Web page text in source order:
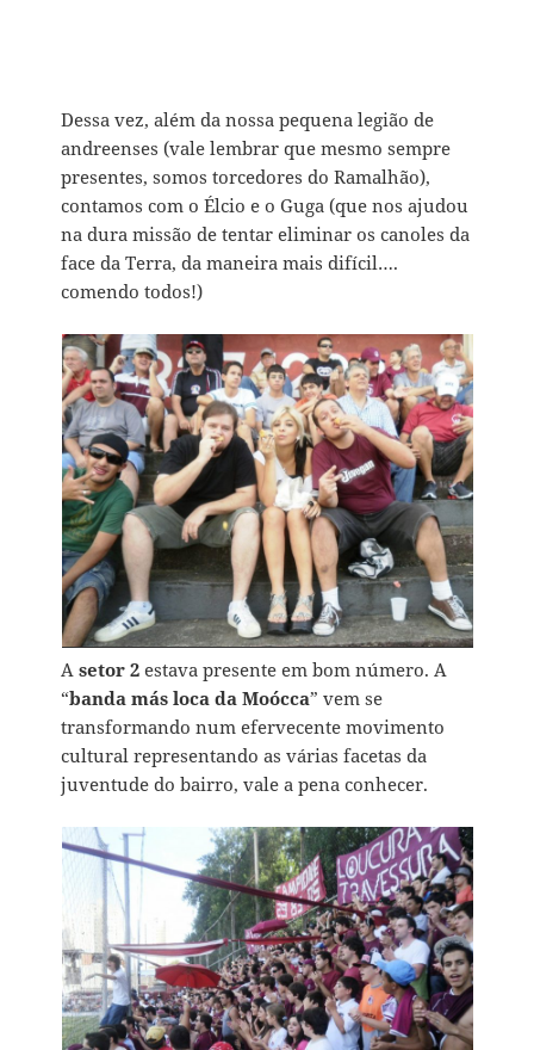
Dessa vez, além da nossa pequena legião de
andreenses (vale lembrar que mesmo sempre
presentes, somos torcedores do Ramalhão),
contamos com o Élcio e o Guga (que nos ajudou
na dura missão de tentar eliminar os canoles da
face da Terra, da maneira mais difícil….
comendo todos!)
Asetor 2 estava presente em bom número. A
“banda más loca da Moócca” vem se
transformando num efervecente movimento
cultural representando as várias facetas da
juventude do bairro, vale a pena conhecer.